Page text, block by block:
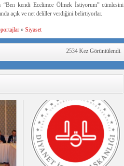
“Ben kendi Ecelimce Ölmek İstiyorum” cümlesini
açık ve net deliller verdiğini belirtiyorlar.
» Siyaset
2534 Kez Görüntülendi.